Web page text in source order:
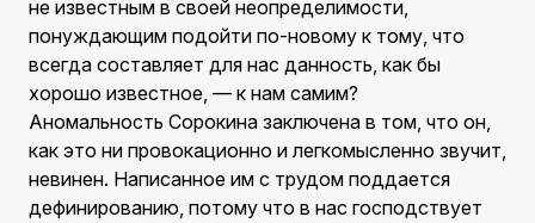
не известным в своей неопределимости,
понуждающим подойти по-новому к тому, что
всегда составляет для нас данность, как бы
хорошо известное, — к нам самим?
Аномальность Сорокина заключена в том, что он,
как это ни провокационно и легкомысленно звучит,
невинен. Написанное им с трудом поддается
дефинированию, потому что в нас господствует